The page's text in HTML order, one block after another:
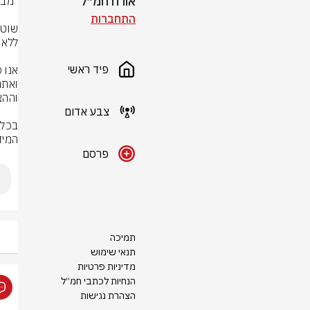
התחברות
פיד ראשי
צבע אדום
פרסם
תמיכה
תנאי שימוש
מדיניות פרטיות
הנחיות לכתבי חמ״ל
הצהרת נגישות